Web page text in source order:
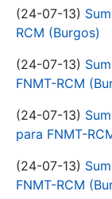
(24-07-13)
RCM (Burgos)
(24-07-13)
FNMT-RCM
(24-07-13)
para FNMT-
(24-07-13)
FNMT-RCM